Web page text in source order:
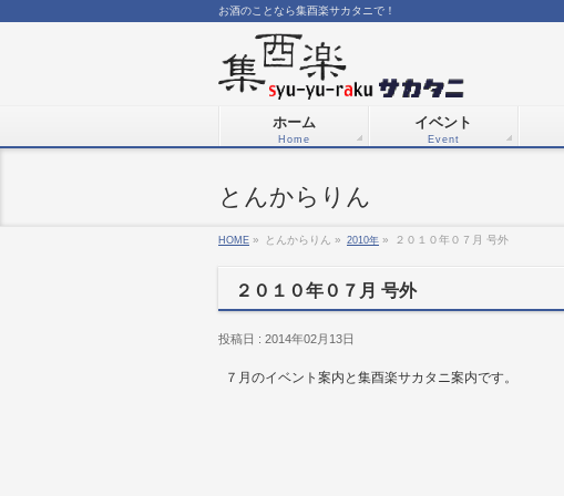
お酒のことなら集酉楽サカタニで！
ホーム
Home
イベント
Event
とんからりん
HOME » とんからりん » 2010年 » ２０１０年０７月 号外
２０１０年０７月 号外
投稿日 : 2014年02月13日
７月のイベント案内と集酉楽サカタニ案内です。